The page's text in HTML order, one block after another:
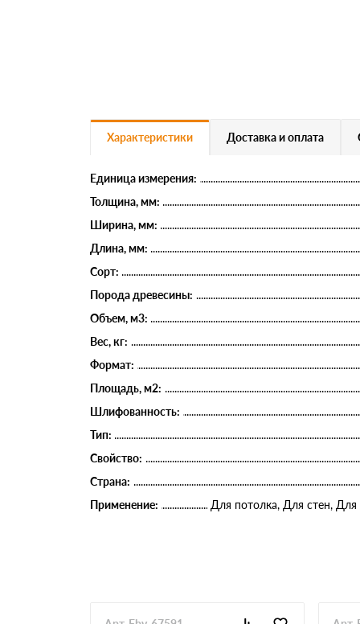
Характеристики Доставка и оплата
Единица измерения:
Толщина, мм:
Ширина, мм:
Длина, мм:
Сорт:
Порода древесины:
Объем, м3:
Вес, кг:
Формат:
Площадь, м2:
Шлифованность:
Тип:
Свойство:
Страна:
Применение:
Для потолка, Для стен,